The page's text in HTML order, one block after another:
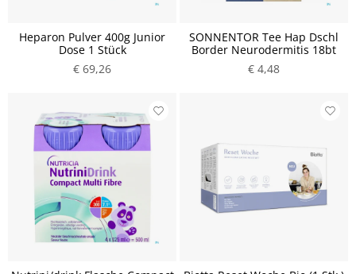
Heparon Pulver 400g Junior
Dose 1 Stück
€ 69,26
SONNENTOR Tee Hap Dschl
Border Neurodermitis 18bt
€ 4,48